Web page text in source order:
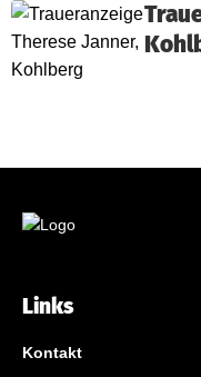
Links
Kontakt